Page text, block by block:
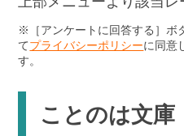
※［アンケートに回答する］ボ
てプライバシーポリシーに同意
す。
ことのは文庫